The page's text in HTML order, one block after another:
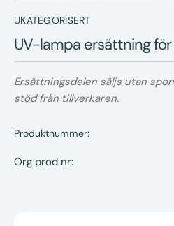
UKATEGORISERT
UV-lampa ersättning
Ersättningsdelen säljs utan
stöd från tillverkaren.
Produktnummer:
Org prod nr: